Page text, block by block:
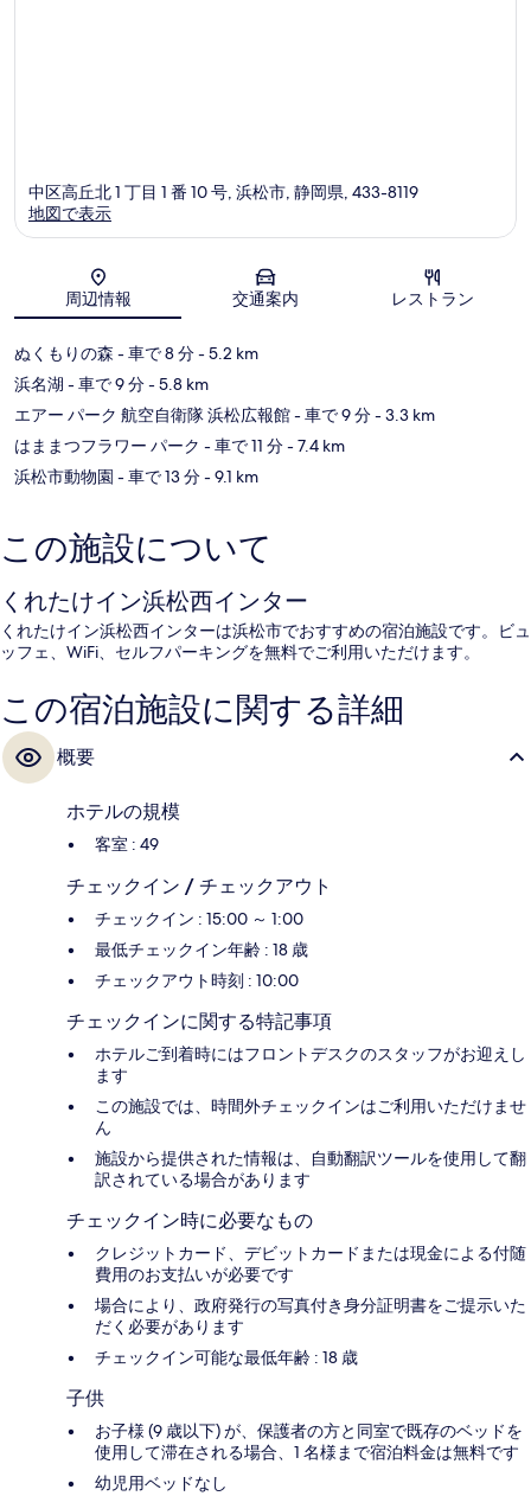
地図
中区高丘北 1 丁目 1 番 10 号, 浜松市, 静岡県, 433-8119
地図で表示
周辺情報 交通案内 レストラン
ぬくもりの森 - 車で 8 分- 5.2 km
浜名湖 - 車で 9 分- 5.8 km
エアー パーク 航空自衛隊 浜松広報館- 車で 9 分- 3.3 km
はままつフラワー パーク - 車で 11 分- 7.4 km
浜松市動物園 - 車で 13 分- 9.1 km
この施設について
くれたけイン浜松西インター
くれたけイン浜松西インターは浜松市でおすすめの宿泊施設です。ビュ
ッフェ、WiFi、セルフパーキングを無料でご利用いただけます。
この宿泊施設に関する詳細
概要
ホテルの規模
客室 : 49
チェックイン / チェックアウト
チェックイン : 15:00 ～ 1:00
最低チェックイン年齢 : 18 歳
チェックアウト時刻 : 10:00
チェックインに関する特記事項
ホテルご到着時にはフロントデスクのスタッフがお迎えし
ます
この施設では、時間外チェックインはご利用いただけませ
ん
施設から提供された情報は、自動翻訳ツールを使用して翻
訳されている場合があります
チェックイン時に必要なもの
クレジットカード、デビットカードまたは現金による付随
費用のお支払いが必要です
場合により、政府発行の写真付き身分証明書をご提示いた
だく必要があります
チェックイン可能な最低年齢 : 18 歳
子供
お子様 (9 歳以下) が、保護者の方と同室で既存のベッドを
使用して滞在される場合、1 名様まで宿泊料金は無料です
幼児用ベッドなし